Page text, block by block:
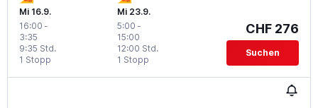
Mi 16.9.
16:00 -
3:35
1 Stopp
9:35 Std.
Mi 23.9.
5:00 -
15:00
1 Stopp
12:00 Std.
CHF 276
Suchen